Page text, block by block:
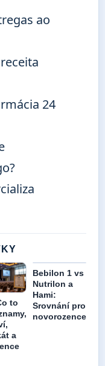
ao
24
to
a
Bebilon 1 vs
Nutrilon a
Hami:
Srovnání pro
novorozence